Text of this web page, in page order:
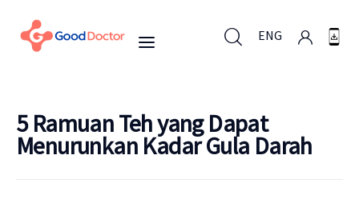
ENG
5 Ramuan Teh yang Dapat
Menurunkan Kadar Gula Darah